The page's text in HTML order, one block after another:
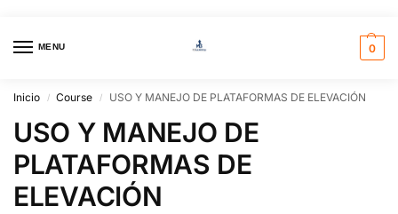
MENU 0
Inicio / Course / USO Y MANEJO DE PLATAFORMAS DE ELEVACIÓN
USO Y MANEJO DE
PLATAFORMAS DE
ELEVACIÓN